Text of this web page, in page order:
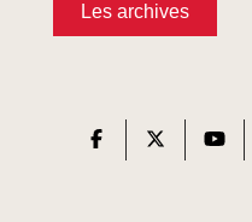
Les archives